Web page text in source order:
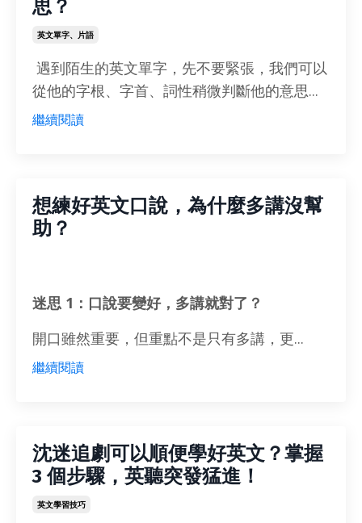
思？
英文單字、片語
遇到陌生的英文單字，先不要緊張，我們可以
從他的字根、字首、詞性稍微判斷他的意思...
繼續閱讀
想練好英文口說，為什麼多講沒幫
助？
迷思 1：口說要變好，多講就對了？
開口雖然重要，但重點不是只有多講，更...
繼續閱讀
沈迷追劇可以順便學好英文？掌握
3 個步驟，英聽突發猛進！
英文學習技巧